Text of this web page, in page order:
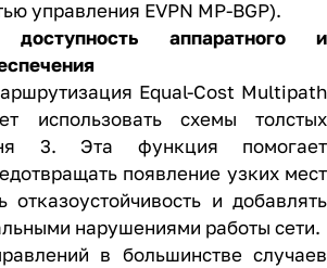
управления EVPN MP-BGP).
аппаратного и
Equal-Cost Multipath
использовать схемы толстых
3. Эта функция помогает
появление узких мест
и добавлять
нарушениями работы сети.
в большинстве случаев